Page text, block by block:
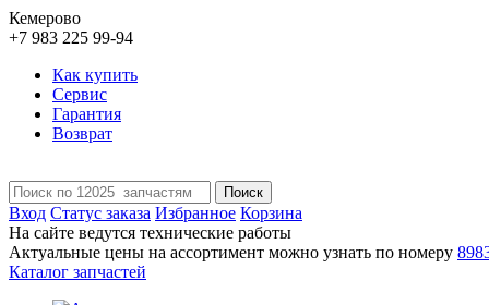
Кемерово
+7 983 225 99-94
Как купить
Сервис
Гарантия
Возврат
Поиск
Вход Статус заказа Избранное Корзина
На сайте ведутся технические работы
Актуальные цены на ассортимент можно узнать по номеру
Каталог запчастей